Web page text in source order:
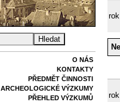
O NÁS
KONTAKTY
PŘEDMĚT ČINNOSTI
ARCHEOLOGICKÉ VÝZKUMY
PŘEHLED VÝZKUMŮ